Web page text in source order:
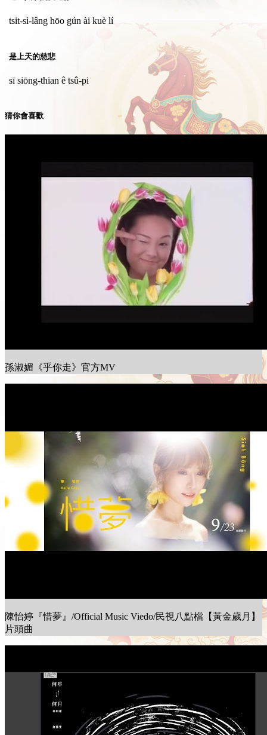
tsit-sì-lâng hōo gún ài kuè lí
是上天的慈悲
sī siōng-thian ê tsû-pi
猜你會喜歡
孫淑媚《乎你走》官方MV
陳怡婷『惜夢』/Official Music Viedo/民視八點檔【黃金歲月】
片頭曲